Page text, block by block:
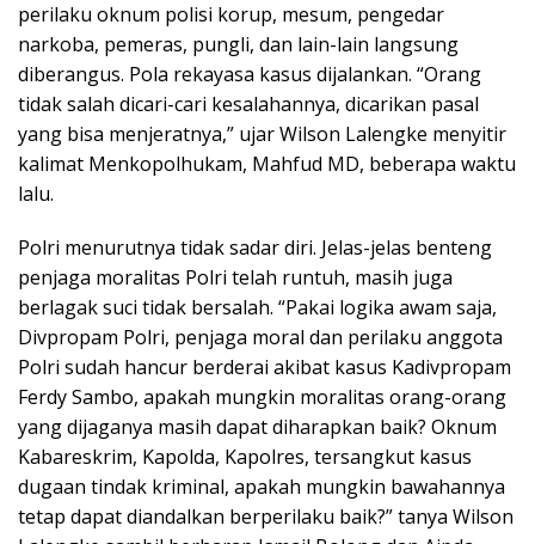
perilaku oknum polisi korup, mesum, pengedar
narkoba, pemeras, pungli, dan lain-lain langsung
diberangus. Pola rekayasa kasus dijalankan. “Orang
tidak salah dicari-cari kesalahannya, dicarikan pasal
yang bisa menjeratnya,” ujar Wilson Lalengke menyitir
kalimat Menkopolhukam, Mahfud MD, beberapa waktu
lalu.
Polri menurutnya tidak sadar diri. Jelas-jelas benteng
penjaga moralitas Polri telah runtuh, masih juga
berlagak suci tidak bersalah. “Pakai logika awam saja,
Divpropam Polri, penjaga moral dan perilaku anggota
Polri sudah hancur berderai akibat kasus Kadivpropam
Ferdy Sambo, apakah mungkin moralitas orang-orang
yang dijaganya masih dapat diharapkan baik? Oknum
Kabareskrim, Kapolda, Kapolres, tersangkut kasus
dugaan tindak kriminal, apakah mungkin bawahannya
tetap dapat diandalkan berperilaku baik?” tanya Wilson